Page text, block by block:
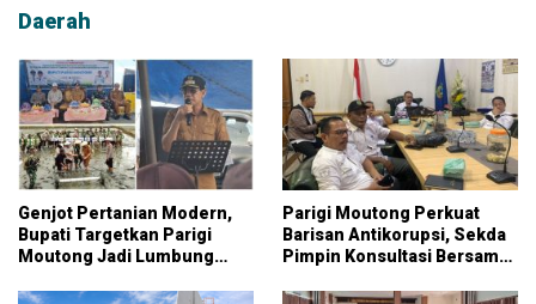
Daerah
Genjot Pertanian Modern,
Bupati Targetkan Parigi
Moutong Jadi Lumbung
Parigi Moutong Perkuat
Barisan Antikorupsi, Sekda
Pimpin Konsultasi Bersama